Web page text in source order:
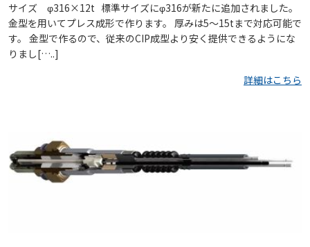
サイズ φ316×12t 標準サイズにφ316が新たに追加されました。
金型を用いてプレス成形で作ります。 厚みは5～15tまで対応可能で
す。 金型で作るので、従来のCIP成型より安く提供できるようにな
りまし[…..]
詳細はこちら